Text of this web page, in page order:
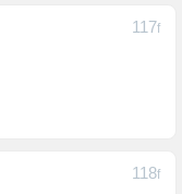
117F
118F